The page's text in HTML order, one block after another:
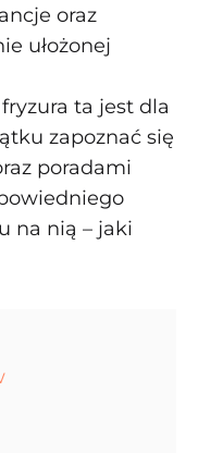
oraz
ułożonej
ta jest dla
zapoznać się
poradami
na nią – jaki